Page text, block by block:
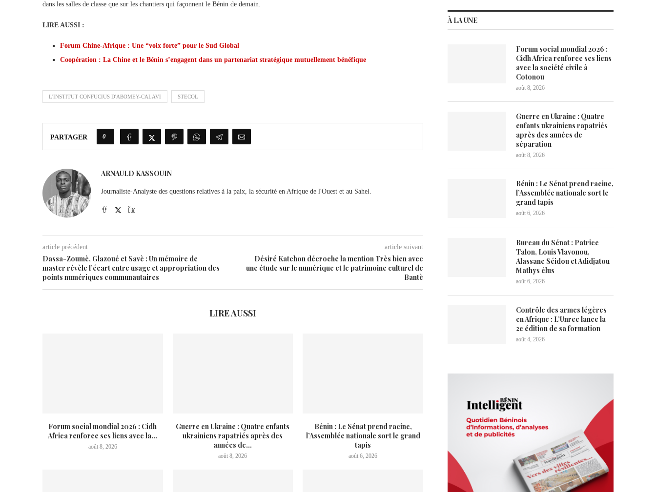
dans les salles de classe que sur les chantiers qui façonnent le Bénin de demain.
LIRE AUSSI :
Forum Chine-Afrique : Une “voix forte” pour le Sud Global
Coopération : La Chine et le Bénin s’engagent dans un partenariat stratégique mutuellement bénéfique
L'INSTITUT CONFUCIUS D'ABOMEY-CALAVI STECOL
PARTAGER 0
ARNAULD KASSOUIN
Journaliste-Analyste des questions relatives à la paix, la sécurité en Afrique de l'Ouest et au Sahel.
article précédent
Dassa-Zoumè, Glazoué et Savè : Un mémoire de
master révèle l’écart entre usage et appropriation des
points numériques communautaires
article suivant
Désiré Katchon décroche la mention Très bien avec
une étude sur le numérique et le patrimoine culturel de
Bantè
LIRE AUSSI
Forum social mondial 2026 : Cidh
Africa renforce ses liens avec la...
août 8, 2026
Guerre en Ukraine : Quatre enfants
ukrainiens rapatriés après des
années de...
août 8, 2026
Bénin : Le Sénat prend racine,
l’Assemblée nationale sort le grand
tapis
août 6, 2026
À LA UNE
Forum social mondial 2026 :
Cidh Africa renforce ses liens
avec la société civile à
Cotonou
août 8, 2026
Guerre en Ukraine : Quatre
enfants ukrainiens rapatriés
après des années de
séparation
août 8, 2026
Bénin : Le Sénat prend racine,
l’Assemblée nationale sort le
grand tapis
août 6, 2026
Bureau du Sénat : Patrice
Talon, Louis Vlavonou,
Alassane Séidou et Adidjatou
Mathys élus
août 6, 2026
Contrôle des armes légères
en Afrique : L’Unrec lance la
2e édition de sa formation
août 4, 2026